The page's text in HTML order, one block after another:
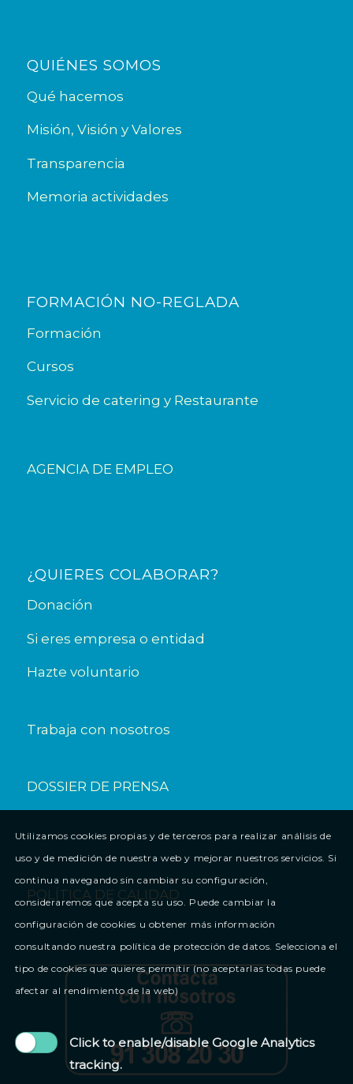
QUIÉNES SOMOS
Qué hacemos
Misión, Visión y Valores
Transparencia
Memoria actividades
FORMACIÓN NO-REGLADA
Formación
Cursos
Servicio de catering y Restaurante
AGENCIA DE EMPLEO
¿QUIERES COLABORAR?
Donación
Si eres empresa o entidad
Hazte voluntario
Trabaja con nosotros
DOSSIER DE PRENSA
POLÍTICA DE CALIDAD
Utilizamos cookies propias y de terceros para realizar análisis de
uso y de medición de nuestra web y mejorar nuestros servicios. Si
continua navegando sin cambiar su configuración,
consideraremos que acepta su uso. Puede cambiar la
configuración de cookies u obtener más información
consultando nuestra política de protección de datos. Selecciona el
tipo de cookies que quieres permitir (no aceptarlas todas puede
afectar al rendimiento de la web)
Click to enable/disable Google Analytics
tracking.